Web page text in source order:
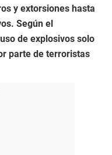
y extorsiones hasta
Según el
de explosivos solo
parte de terroristas